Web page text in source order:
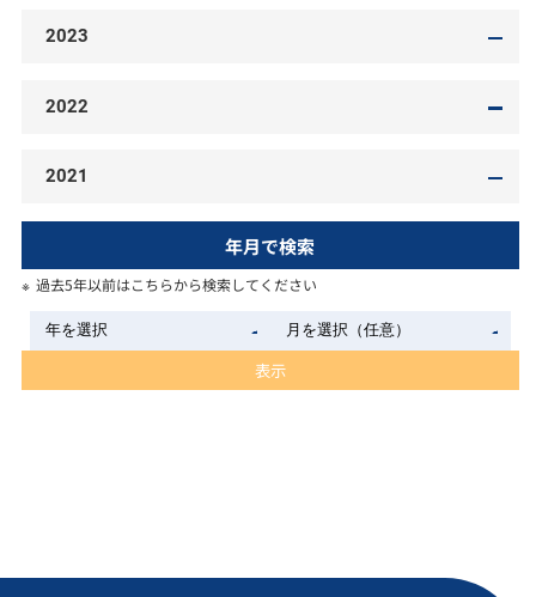
2023
2022
2021
年月で検索
過去5年以前はこちらから検索してください
表示